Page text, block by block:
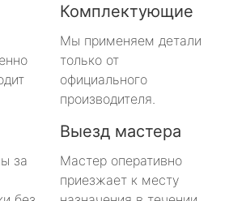
Комплектующие
Мы применяем детали
только от
официального
производителя.
за
Выезд мастера
Мастер оперативно
приезжает к месту